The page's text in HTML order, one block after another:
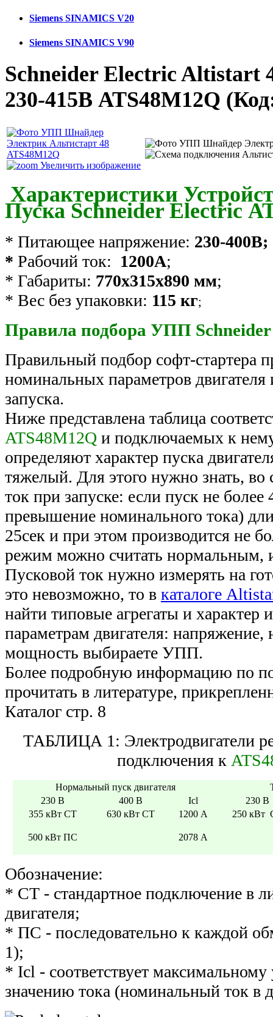
Siemens SINAMICS V20
Siemens SINAMICS V90
Schneider Electric Altistart
230-415В ATS48M12Q
Увеличить изображение
Характеристики
Пуска Schneider Electric
* Питающее напряжение: 230-400В;
* Рабочий ток: 1200А;
* Габариты: 770х315х890 мм;
* Вес без упаковки: 115 кг;
Правила подбора УПП
Правильный подбор софт-стартера
номинальных параметров двигателя
запуска.
Ниже представлена таблица
ATS48M12Q и подключаемых к
определяют характер пуска
тяжелый. Для этого нужно знать, во
ток при запуске: если пуск не более
превышение номинального тока)
25сек и при этом производится не
режим можно считать нормальным,
Пусковой ток нужно измерять на
это невозможно, то в каталоге
найти типовые агрегаты и характер
параметрам двигателя:
мощность выбираете УПП.
Более подробную информацию по
прочитать в литературе,
Каталог стр. 8
ТАБЛИЦА 1: Электродвигатели
подключения к
Нормальный пуск двигателя
230 В
400 В Icl
230 В
355 кВт СТ
630 кВт СТ 1200 А 250 кВт
500 кВт ПС 2078 А
Обозначение:
* СТ - стандартное подключение в
двигателя;
* ПС - последовательно к каждой
1);
* Icl - соответствует
значению тока (номинальный ток в